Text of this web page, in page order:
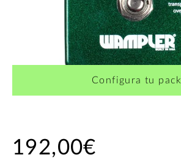
Configura tu pack
192,00€